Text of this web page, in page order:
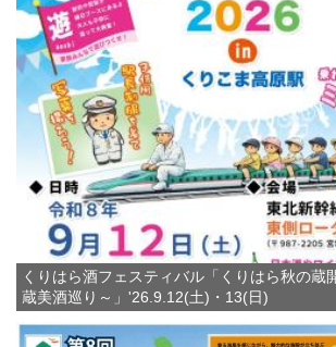
くりはら酒フェスティバル「くりはら秋の蔵
蔵美酒巡り～」'26.9.12(土)・13(日)